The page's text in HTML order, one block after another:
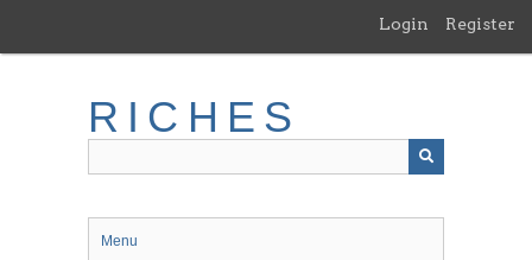
main
Login Register
RICHES
Menu